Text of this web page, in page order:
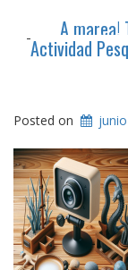
A marea!
Actividad
Posted on